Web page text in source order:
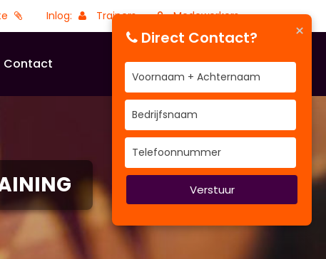
Inlog: Trainers Medewerkers
Contact
×
Direct Contact?
Verstuur